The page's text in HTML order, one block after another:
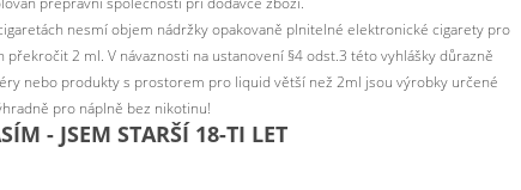
sladkosti. Vše je zakončeno chladivým podtónem.
nesmí objem nádržky opakovaně plnitelné elektronické cigarety pro
2 ml. V návaznosti na ustanovení §4 odst.3 této vyhlášky důrazně
nebo produkty s prostorem pro liquid větší než 2ml jsou výrobky určené
pro náplně bez nikotinu!
- JSEM STARŠÍ 18-TI LET